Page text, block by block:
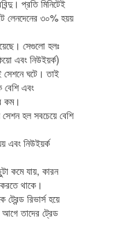
প্রতি মিনিটেই
লেনদেনের ৩০% হয়য়
সেগুলো হলঃ
এবং নিউইয়র্ক)
ঘটে। তাই
বেশি এবং
কম।
হল সবচেয়ে বেশি
এবং নিউইয়র্ক
কমে যায়, কারন
থাকে।
রিভার্স হয়ে
আগে তাদের ট্রেড